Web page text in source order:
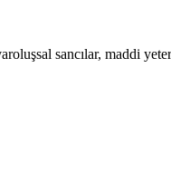
sancılar, maddi